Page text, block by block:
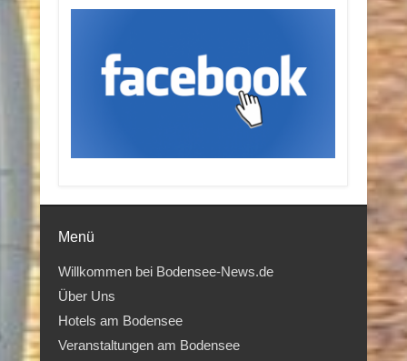
Menü
Willkommen bei Bodensee-News.de
Über Uns
Hotels am Bodensee
Veranstaltungen am Bodensee